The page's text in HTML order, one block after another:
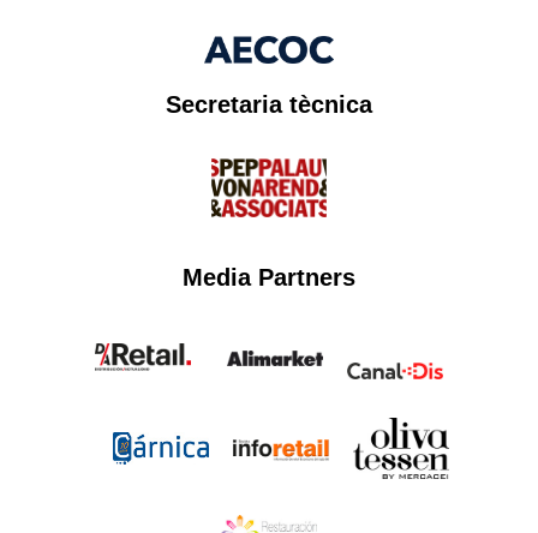
Secretaria tècnica
Media Partners